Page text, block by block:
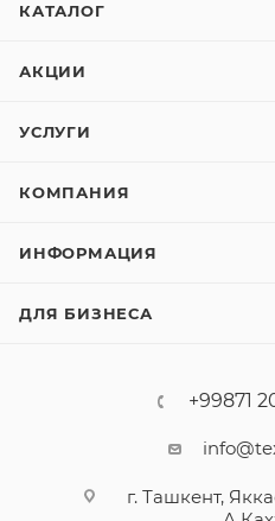
КАТАЛОГ
АКЦИИ
УСЛУГИ
КОМПАНИЯ
ИНФОРМАЦИЯ
ДЛЯ БИЗНЕСА
+99871
г. Ташкент,